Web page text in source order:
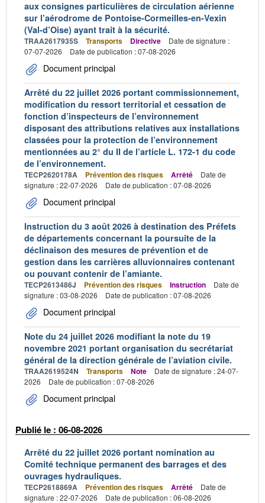
aux consignes particulières de circulation aérienne
sur l’aérodrome de Pontoise-Cormeilles-en-Vexin
(Val-d’Oise) ayant trait à la sécurité.
TRAA2617935S Transports Directive
Date de signature :
07-07-2026
Date de publication : 07-08-2026
Document principal
Arrêté du 22 juillet 2026 portant commissionnement,
modification du ressort territorial et cessation de
fonction d’inspecteurs de l’environnement
disposant des attributions relatives aux installations
classées pour la protection de l’environnement
mentionnées au 2° du II de l’article L. 172-1 du code
de l’environnement.
TECP2620178A Prévention des risques Arrêté
Date de
signature : 22-07-2026
Date de publication : 07-08-2026
Document principal
Instruction du 3 août 2026 à destination des Préfets
de départements concernant la poursuite de la
déclinaison des mesures de prévention et de
gestion dans les carrières alluvionnaires contenant
ou pouvant contenir de l’amiante.
TECP2613486J Prévention des risques Instruction
Date de
signature : 03-08-2026
Date de publication : 07-08-2026
Document principal
Note du 24 juillet 2026 modifiant la note du 19
novembre 2021 portant organisation du secrétariat
général de la direction générale de l’aviation civile.
TRAA2619524N Transports Note
Date de signature : 24-07-
2026
Date de publication : 07-08-2026
Document principal
Publié le : 06-08-2026
Arrêté du 22 juillet 2026 portant nomination au
Comité technique permanent des barrages et des
ouvrages hydrauliques.
TECP2618869A Prévention des risques Arrêté
Date de
signature : 22-07-2026
Date de publication : 06-08-2026